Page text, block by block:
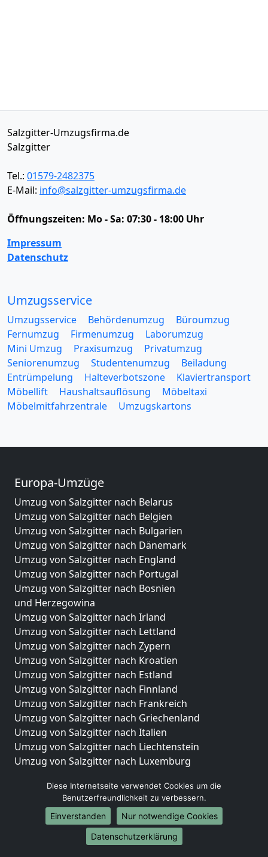
Salzgitter-Umzugsfirma.de
Salzgitter
Tel.: 01579-2482375
E-Mail: info@salzgitter-umzugsfirma.de
Öffnungszeiten: Mo - Sa: 07:30 - 18:00 Uhr
Impressum
Datenschutz
Umzugsservice
Umzugsservice Behördenumzug
Büroumzug
Fernumzug
Firmenumzug
Laborumzug
Mini Umzug
Praxisumzug
Privatumzug
Seniorenumzug
Studentenumzug
Beiladung
Entrümpelung
Halteverbotszone
Klaviertransport
Möbellift
Haushaltsauflösung
Möbeltaxi
Möbelmitfahrzentrale
Umzugskartons
Europa-Umzüge
Umzug von Salzgitter nach Belarus
Umzug von Salzgitter nach Belgien
Umzug von Salzgitter nach Bulgarien
Umzug von Salzgitter nach Dänemark
Umzug von Salzgitter nach England
Umzug von Salzgitter nach Portugal
Umzug von Salzgitter nach Bosnien
und Herzegowina
Umzug von Salzgitter nach Irland
Umzug von Salzgitter nach Lettland
Umzug von Salzgitter nach Zypern
Umzug von Salzgitter nach Kroatien
Umzug von Salzgitter nach Estland
Umzug von Salzgitter nach Finnland
Umzug von Salzgitter nach Frankreich
Umzug von Salzgitter nach Griechenland
Umzug von Salzgitter nach Italien
Umzug von Salzgitter nach Liechtenstein
Umzug von Salzgitter nach Luxemburg
Umzug von Salzgitter nach Norwegen
Umzüge-Deutschlandweit
Umzug von Salzgitter nach Berlin
Umzug von Salzgitter nach Hamburg
Diese Internetseite verwendet Cookies um die
Benutzerfreundlichkeit zu verbessern.
Einverstanden
Nur notwendige Cookies
Datenschutzerklärung